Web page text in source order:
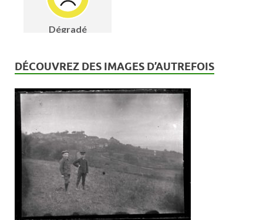
DÉCOUVREZ DES IMAGES D’AUTREFOIS